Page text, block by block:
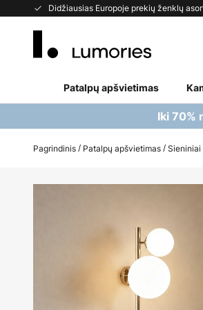
Didžiausias Europoje prekių ženklų
Skip
Patalpų apšvietimas
Iki 70%
Pagrindinis Patalpų apšvietimas